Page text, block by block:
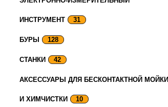
ИНСТРУМЕНТ 31
БУРЫ 128
СТАНКИ 42
АКСЕССУАРЫ ДЛЯ БЕСКОНТАКТНОЙ МОЙКИ
И ХИМЧИСТКИ 10